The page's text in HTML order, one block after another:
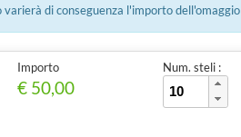
di conseguenza l'importo dell'omaggio
Importo
€ 50,00
Num. steli :